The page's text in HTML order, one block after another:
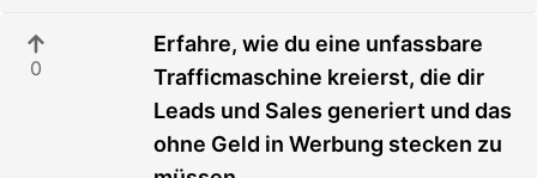
0
Erfahre, wie du eine unfassbare
Trafficmaschine kreierst, die dir
Leads und Sales generiert und das
ohne Geld in Werbung stecken zu